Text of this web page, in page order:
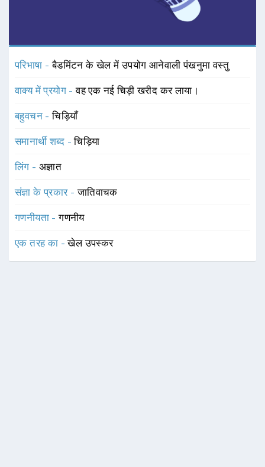
परिभाषा -बैडमिंटन के खेल में उपयोग आनेवाली पंखनुमा वस्तु
वाक्य में प्रयोग -वह एक नई चिड़ी खरीद कर लाया।
बहुवचन -चिड़ियाँ
समानार्थी शब्द -चिड़िया
लिंग - अज्ञात
संज्ञा के प्रकार -जातिवाचक
गणनीयता -गणनीय
एक तरह का -खेल उपस्कर